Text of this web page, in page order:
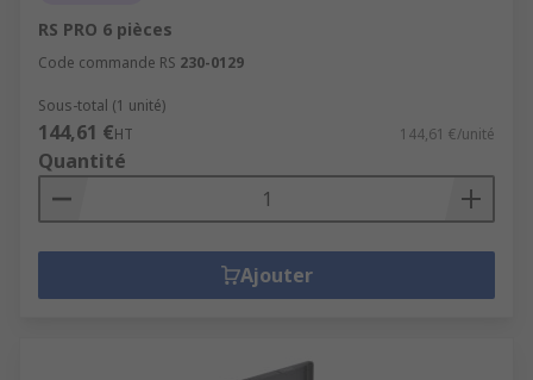
RS PRO 6 pièces
Code commande RS 230-0129
Sous-total (1 unité)
144,61 €HT 144,61 €/unité
Quantité
Ajouter